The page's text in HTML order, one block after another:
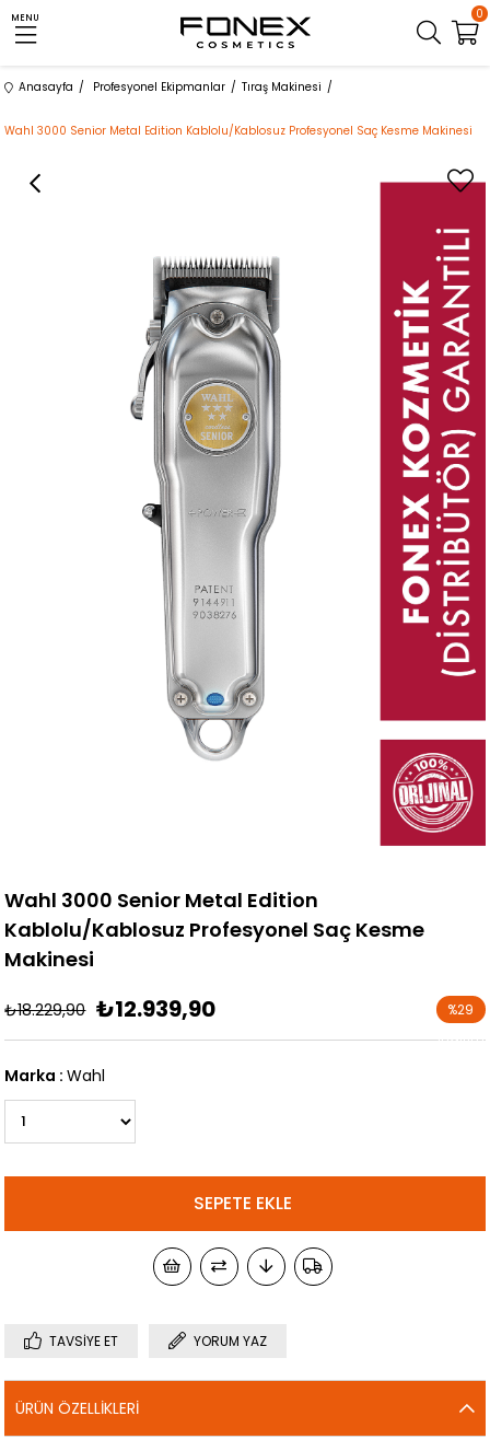
MENU 0
Anasayfa Profesyonel Ekipmanlar Tıraş Makinesi
Wahl 3000 Senior Metal Edition Kablolu/Kablosuz Profesyonel Saç Kesme Makinesi
Wahl 3000 Senior Metal Edition
Kablolu/Kablosuz Profesyonel Saç Kesme
Makinesi
₺18.229,90 ₺12.939,90 %29
İndirim
Marka : Wahl
TAVSIYE ET YORUM YAZ
ÜRÜN ÖZELLIKLERI